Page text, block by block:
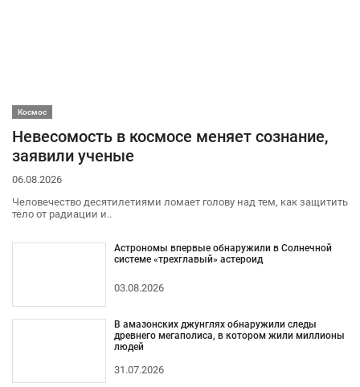
Космос
Невесомость в космосе меняет сознание,
заявили ученые
06.08.2026
Человечество десятилетиями ломает голову над тем, как защитить
тело от радиации и..
Астрономы впервые обнаружили в Солнечной
системе «трехглавый» астероид
03.08.2026
В амазонских джунглях обнаружили следы
древнего мегаполиса, в котором жили миллионы
людей
31.07.2026